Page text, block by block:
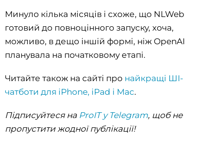
Минуло кілька місяців і схоже, що NLWeb
готовий до повноцінного запуску, хоча,
можливо, в дещо іншій формі, ніж OpenAI
планувала на початковому етапі.
Читайте також на сайті про найкращі ШІ-
чатботи для iPhone, iPad і Mac.
Підписуйтеся на ProIT у Telegram, щоб не
пропустити жодної публікації!